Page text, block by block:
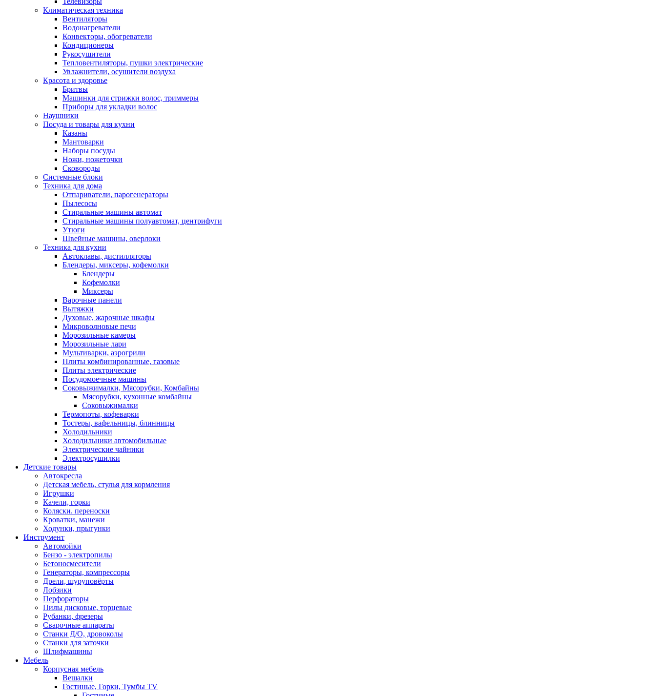
Климатическая техника
Вентиляторы
Водонагреватели
Конвекторы, обогреватели
Кондиционеры
Рукосушители
Тепловентиляторы, пушки электрические
Увлажнители, осушители воздуха
Красота и здоровье
Бритвы
Машинки для стрижки волос, триммеры
Приборы для укладки волос
Наушники
Посуда и товары для кухни
Казаны
Мантоварки
Наборы посуды
Ножи, ножеточки
Сковороды
Системные блоки
Техника для дома
Отпариватели, парогенераторы
Пылесосы
Стиральные машины автомат
Стиральные машины полуавтомат, центрифуги
Утюги
Швейные машины, оверлоки
Техника для кухни
Автоклавы, дистилляторы
Блендеры, миксеры, кофемолки
Блендеры
Кофемолки
Миксеры
Варочные панели
Вытяжки
Духовые, жарочные шкафы
Микроволновые печи
Морозильные камеры
Морозильные лари
Мультиварки, аэрогрили
Плиты комбинированные, газовые
Плиты электрические
Посудомоечные машины
Соковыжималки, Мясорубки, Комбайны
Мясорубки, кухонные комбайны
Соковыжималки
Термопоты, кофеварки
Тостеры, вафельницы, блинницы
Холодильники
Холодильники автомобильные
Электрические чайники
Электросушилки
Детские товары
Автокресла
Детская мебель, стулья для кормления
Игрушки
Качели, горки
Коляски. переноски
Кроватки, манежи
Ходунки, прыгунки
Инструмент
Автомойки
Бензо - электропилы
Бетоносмесители
Генераторы, компрессоры
Дрели, шуруповёрты
Лобзики
Перфораторы
Пилы дисковые, торцевые
Рубанки, фрезеры
Сварочные аппараты
Станки Д/О, дровоколы
Станки для заточки
Шлифмашины
Мебель
Корпусная мебель
Вешалки
Гостиные, Горки, Тумбы TV